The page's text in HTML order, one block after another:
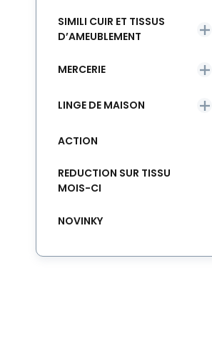
SIMILI CUIR ET TISSUS
D’AMEUBLEMENT
MERCERIE
LINGE DE MAISON
ACTION
REDUCTION SUR TISSU
MOIS-CI
NOVINKY